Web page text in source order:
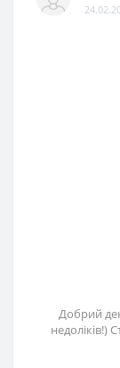
Добрий
недоліків!)